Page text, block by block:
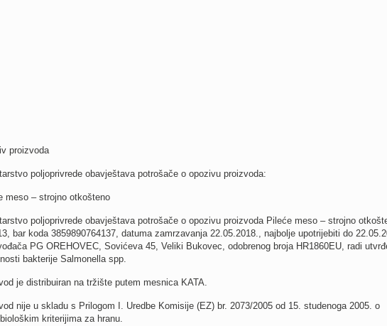
proizvoda
poljoprivrede obavještava potrošače o opozivu proizvoda:
meso – strojno otkošteno
poljoprivrede obavještava potrošače o opozivu proizvoda Pileće meso – strojno
bar koda 3859890764137, datuma zamrzavanja 22.05.2018., najbolje upotrijebiti do
PG OREHOVEC, Sovićeva 45, Veliki Bukovec, odobrenog broja HR1860EU, radi
bakterije Salmonella spp.
je distribuiran na tržište putem mesnica KATA.
nije u skladu s Prilogom I. Uredbe Komisije (EZ) br. 2073/2005 od 15. studenoga 2005. o
kriterijima za hranu.